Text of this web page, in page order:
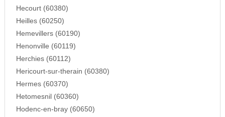
Hecourt (60380)
Heilles (60250)
Hemevillers (60190)
Henonville (60119)
Herchies (60112)
Hericourt-sur-therain (60380)
Hermes (60370)
Hetomesnil (60360)
Hodenc-en-bray (60650)